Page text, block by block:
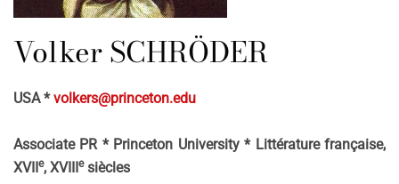
Volker SCHRÖDER
USA *volkers@princeton.edu
Associate PR * Princeton University * Littérature française,
XVIIe, XVIIIesiècles